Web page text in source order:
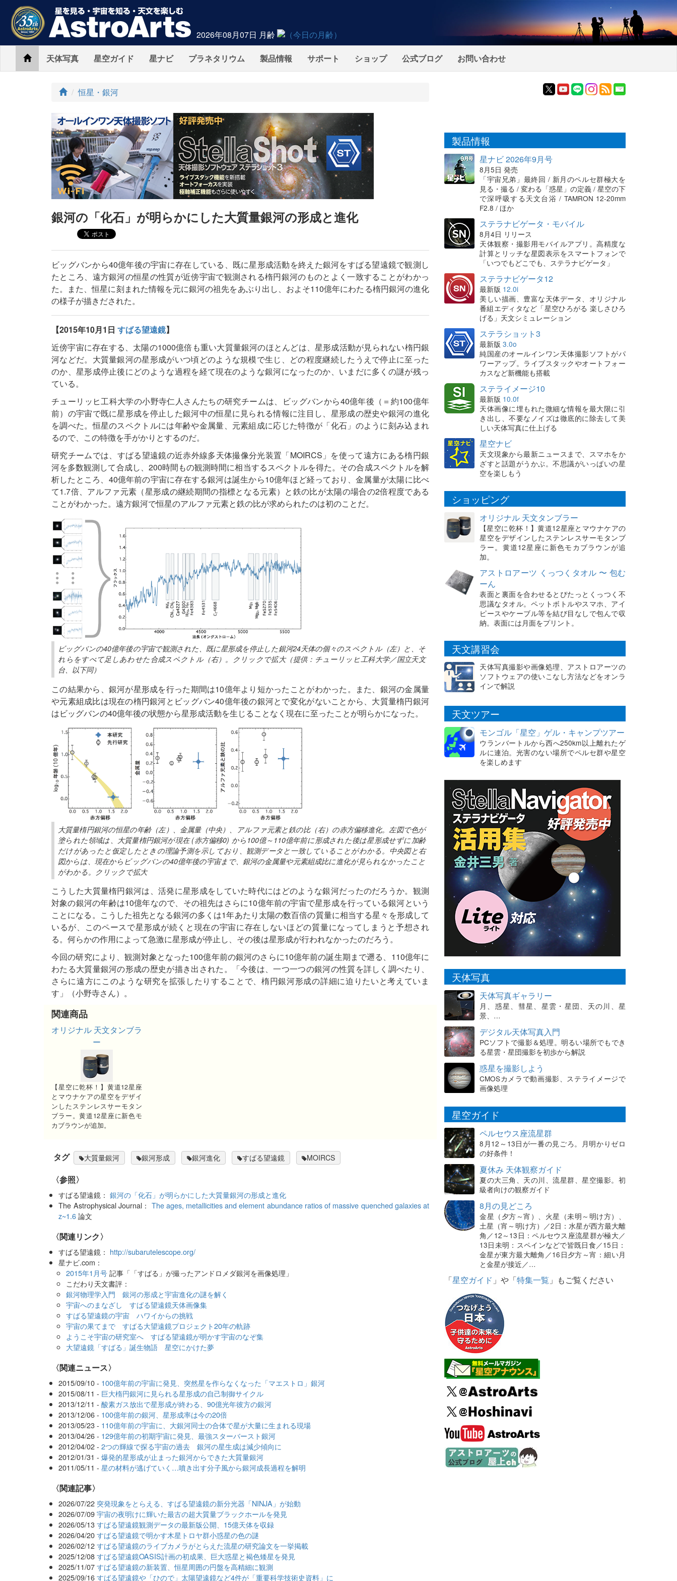
2026年08月07日 月齢
Home天体写真 星空ガイド 星ナビ プラネタリウム 製品情報 サポート ショップ 公式ブログ お問い合わせ
ト 恒星・銀河
銀河の「化石」が明らかにした大質量銀河の形成と進化
ビッグバンから40億年後の宇宙に存在している、既に星形成活動を終えた銀河をすばる望遠鏡で観測し
たところ、遠方銀河の恒星の性質が近傍宇宙で観測される楕円銀河のものとよく一致することがわかっ
た。また、恒星に刻まれた情報を元に銀河の祖先をあぶり出し、およそ110億年にわたる楕円銀河の進化
の様子が描きだされた。
【2015年10月1日 すばる望遠鏡】
近傍宇宙に存在する、太陽の1000億倍も重い大質量銀河のほとんどは、星形成活動が見られない楕円銀
河などだ。大質量銀河の星形成がいつ頃どのような規模で生じ、どの程度継続したうえで停止に至った
のか、星形成停止後にどのような過程を経て現在のような銀河になったのか、いまだに多くの謎が残っ
ている。
チューリッヒ工科大学の小野寺仁人さんたちの研究チームは、ビッグバンから40億年後（＝約100億年
前）の宇宙で既に星形成を停止した銀河中の恒星に見られる情報に注目し、星形成の歴史や銀河の進化
を調べた。恒星のスペクトルには年齢や金属量、元素組成に応じた特徴が「化石」のように刻み込まれ
るので、この特徴を手がかりとするのだ。
研究チームでは、すばる望遠鏡の近赤外線多天体撮像分光装置「MOIRCS」を使って遠方にある楕円銀
河を多数観測して合成し、200時間もの観測時間に相当するスペクトルを得た。その合成スペクトルを解
析したところ、40億年前の宇宙に存在する銀河は誕生から10億年ほど経っており、金属量が太陽に比べ
て1.7倍、アルファ元素（星形成の継続期間の指標となる元素）と鉄の比が太陽の場合の2倍程度である
ことがわかった。遠方銀河で恒星のアルファ元素と鉄の比が求められたのは初のことだ。
ビッグバンの40億年後の宇宙で観測された、既に星形成を停止した銀河24天体の個々のスペクトル（左）と、そ
れらをすべて足しあわせた合成スペクトル（右）。クリックで拡大（提供：チューリッヒ工科大学／国立天文
台、以下同）
この結果から、銀河が星形成を行った期間は10億年より短かったことがわかった。また、銀河の金属量
や元素組成比は現在の楕円銀河とビッグバン40億年後の銀河とで変化がないことから、大質量楕円銀河
はビッグバンの40億年後の状態から星形成活動を生じることなく現在に至ったことが明らかになった。
大質量楕円銀河の恒星の年齢（左）、金属量（中央）、アルファ元素と鉄の比（右）の赤方偏移進化。左図で色が
塗られた領域は、大質量楕円銀河が現在 (赤方偏移0) から100億～110億年前に形成された後は星形成せずに加齢
だけがあったと仮定したときの理論予測を示しており、観測データと一致していることがわかる。中央図と右
図からは、現在からビッグバンの40億年後の宇宙まで、銀河の金属量や元素組成比に進化が見られなかったこと
がわかる。クリックで拡大
こうした大質量楕円銀河は、活発に星形成をしていた時代にはどのような銀河だったのだろうか。観測
対象の銀河の年齢は10億年なので、その祖先はさらに10億年前の宇宙で星形成を行っている銀河という
ことになる。こうした祖先となる銀河の多くは1年あたり太陽の数百倍の質量に相当する星々を形成して
いるが、このペースで星形成が続くと現在の宇宙に存在しないほどの質量になってしまうと予想され
る。何らかの作用によって急激に星形成が停止し、その後は星形成が行われなかったのだろう。
今回の研究により、観測対象となった100億年前の銀河のさらに10億年前の誕生期まで遡る、110億年に
わたる大質量銀河の形成の歴史が描き出された。「今後は、一つ一つの銀河の性質を詳しく調べたり、
さらに遠方にこのような研究を拡張したりすることで、楕円銀河形成の詳細に迫りたいと考えていま
す」（小野寺さん）。
関連商品
オリジナル 天文タンブラ
ー
【星空に乾杯！】黄道12星座
とマウナケアの星空をデザイ
ンしたステンレスサーモタン
ブラー。黄道12星座に新色モ
カブラウンが追加。
タグ 大質量銀河 銀河形成 銀河進化 すばる望遠鏡 MOIRCS
〈参照〉
すばる望遠鏡：銀河の「化石」が明らかにした大質量銀河の形成と進化
The Astrophysical Journal： The ages, metallicities and element abundance ratios of massive quenched galaxies at
z~1.6論文
〈関連リンク〉
すばる望遠鏡： http://subarutelescope.org/
星ナビ.com：
2015年1月号記事「「すばる」が撮ったアンドロメダ銀河を画像処理」
こだわり天文書評：
銀河物理学入門 銀河の形成と宇宙進化の謎を解く
宇宙へのまなざし すばる望遠鏡天体画像集
すばる望遠鏡の宇宙 ハワイからの挑戦
宇宙の果てまで すばる大望遠鏡プロジェクト20年の軌跡
ようこそ宇宙の研究室へ すばる望遠鏡が明かす宇宙のなぞ集
大望遠鏡「すばる」誕生物語 星空にかけた夢
〈関連ニュース〉
2015/09/10 - 100億年前の宇宙に発見、突然星を作らなくなった「マエストロ」銀河
2015/08/11 - 巨大楕円銀河に見られる星形成の自己制御サイクル
2013/12/11 -酸素ガス放出で星形成が終わる、90億光年彼方の銀河
2013/12/06 - 100億年前の銀河、星形成率は今の20倍
2013/05/23 - 110億年前の宇宙に、大銀河同士の合体で星が大量に生まれる現場
2013/04/26 - 129億年前の初期宇宙に発見、最強スターバースト銀河
2012/04/02 -2つの輝線で探る宇宙の過去 銀河の星生成は減少傾向に
2012/01/31 -爆発的星形成が止まった銀河からできた大質量銀河
2011/05/11 -星の材料が逃げていく…噴き出す分子風から銀河成長過程を解明
関連記事
2026/07/22 突発現象をとらえる、すばる望遠鏡の新分光器「NINJA」が始動
2026/07/09 宇宙の夜明けに輝いた最古の超大質量ブラックホールを発見
2026/05/13 すばる望遠鏡観測データの最新版公開、15億天体を収録
2026/04/20 すばる望遠鏡で明かす木星トロヤ群小惑星の色の謎
2026/02/12 すばる望遠鏡のライブカメラがとらえた流星の研究論文を一挙掲載
2025/12/08 すばる望遠鏡OASIS計画の初成果、巨大惑星と褐色矮星を発見
2025/11/07 すばる望遠鏡の新装置、恒星周囲の円盤を高精細に観測
2025/09/16 すばる望遠鏡や「ひので」太陽望遠鏡など4件が「重要科学技術史資料」に
製品情報
星ナビ 2026年9月号
8月5日 発売
「宇宙兄弟」最終回 / 新月のペルセ群極大を
見る・撮る / 変わる「惑星」の定義 / 星空の下
で深呼吸する天文台浴 / TAMRON 12-20mm
F2.8 / ほか
ステラナビゲータ・モバイル
8月4日 リリース
天体観察・撮影用モバイルアプリ。高精度な
計算とリッチな星図表示をスマートフォンで
「いつでもどこでも、ステラナビゲータ」
ステラナビゲータ12
最新版 12.0i
美しい描画、豊富な天体データ、オリジナル
番組エディタなど「星空ひろがる 楽しさひろ
げる」天文シミュレーション
ステラショット3
最新版 3.0o
純国産のオールインワン天体撮影ソフトがパ
ワーアップ。ライブスタックやオートフォー
カスなど新機能も搭載
ステライメージ10
最新版 10.0f
天体画像に埋もれた微細な情報を最大限に引
き出し、不要なノイズは徹底的に除去して美
しい天体写真に仕上げる
星空ナビ
天文現象から最新ニュースまで、スマホをか
ざすと話題がうかぶ。不思議がいっぱいの星
空を楽しもう
ショッピング
オリジナル 天文タンブラー
【星空に乾杯！】黄道12星座とマウナケアの
星空をデザインしたステンレスサーモタンブ
ラー。黄道12星座に新色モカブラウンが追
加。
アストロアーツ くっつくタオル 〜 包む
ーん
表面と裏面を合わせるとぴたっとくっつく不
思議なタオル。ペットボトルやスマホ、アイ
ピースやケーブル等を結び目なしで包んで収
納。表面には月面をプリント。
天文講習会
天体写真撮影や画像処理、アストロアーツの
ソフトウェアの使いこなし方法などをオンラ
インで解説
天文ツアー
モンゴル「星空」ゲル・キャンプツアー
ウランバートルから西へ250km以上離れたゲ
ルに連泊。光害のない場所でペルセ群や星空
を楽しめます
天体写真
天体写真ギャラリー
月、惑星、彗星、星雲・星団、天の川、星
景、…
デジタル天体写真入門
PCソフトで撮影＆処理。明るい場所でもでき
る星雲・星団撮影を初歩から解説
惑星を撮影しよう
CMOSカメラで動画撮影、ステライメージで
画像処理
星空ガイド
ペルセウス座流星群
8月12～13日が一番の見ごろ。月明かりゼロ
の好条件！
夏休み 天体観察ガイド
夏の大三角、天の川、流星群、星空撮影。初
級者向けの観察ガイド
8月の見どころ
金星（夕方～宵）、火星（未明～明け方）、
土星（宵～明け方）／2日：水星が西方最大離
角／12～13日：ペルセウス座流星群が極大／
13日未明：スペインなどで皆既日食／15日：
金星が東方最大離角／16日夕方～宵：細い月
と金星が接近／…
「星空ガイド 」や「特集一覧 」もご覧ください